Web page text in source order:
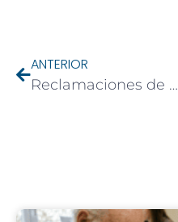
ANTERIOR
Reclamaciones de Pymes contra Entes Públicos: Derechos, Procedimientos y la Clave de un Buen Abogado